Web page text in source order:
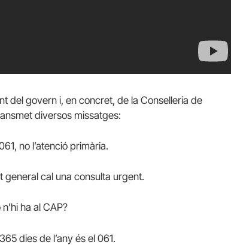
del govern i, en concret, de la Conselleria de
diversos missatges:
no l’atenció primària.
general cal una consulta urgent.
ha al CAP?
dies de l’any és el 061.